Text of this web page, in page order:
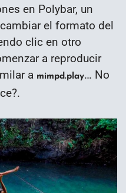
en Polybar, un
el formato del
clic en otro
a reproducir
a mimpd.play… No